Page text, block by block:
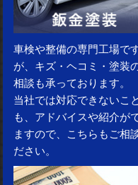
車検や整備の専門工場で
が、キズ・ヘコミ・塗装
相談も承っております。
当社では対応できないこと
も、アドバイスや紹介が
ますので、こちらもご相
ださい。